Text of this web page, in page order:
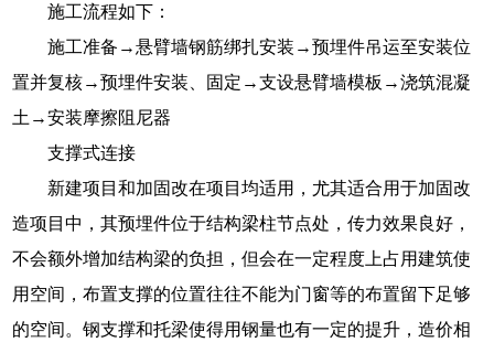
施工流程如下：
施工准备→悬臂墙钢筋绑扎安装→预埋件吊运至安装位
置并复核→预埋件安装、固定→支设悬臂墙模板→浇筑混凝
土→安装摩擦阻尼器
支撑式连接
新建项目和加固改在项目均适用，尤其适合用于加固改
造项目中，其预埋件位于结构梁柱节点处，传力效果良好，
不会额外增加结构梁的负担，但会在一定程度上占用建筑使
用空间，布置支撑的位置往往不能为门窗等的布置留下足够
的空间。钢支撑和托梁使得用钢量也有一定的提升，造价相